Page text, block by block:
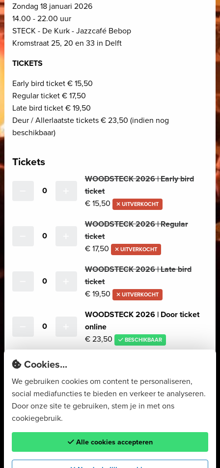
Zondag 18 januari 2026
14.00 - 22.00 uur
STECK - De Kurk - Jazzcafé Bebop
Kromstraat 25, 20 en 33 in Delft
TICKETS
Early bird ticket € 15,50
Regular ticket € 17,50
Late bird ticket € 19,50
Deur / Allerlaatste tickets € 23,50 (indien nog
beschikbaar)
Tickets
0
WOODSTECK 2026 | Early bird
ticket
€ 15,50
UITVERKOCHT
0
WOODSTECK 2026 | Regular
ticket
€ 17,50
UITVERKOCHT
0
WOODSTECK 2026 | Late bird
ticket
€ 19,50
UITVERKOCHT
0
WOODSTECK 2026 | Door ticket
online
€ 23,50
BESCHIKBAAR
BESCHIKBAAR
Totaal:
Cookies...
We gebruiken cookies om content te personaliseren,
social mediafuncties te bieden en verkeer te analyseren.
Door onze site te gebruiken, stem je in met ons
cookiegebruik.
Alle cookies accepteren